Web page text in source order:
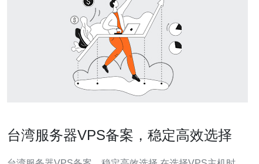
台湾服务器VPS备案，稳定高效选择